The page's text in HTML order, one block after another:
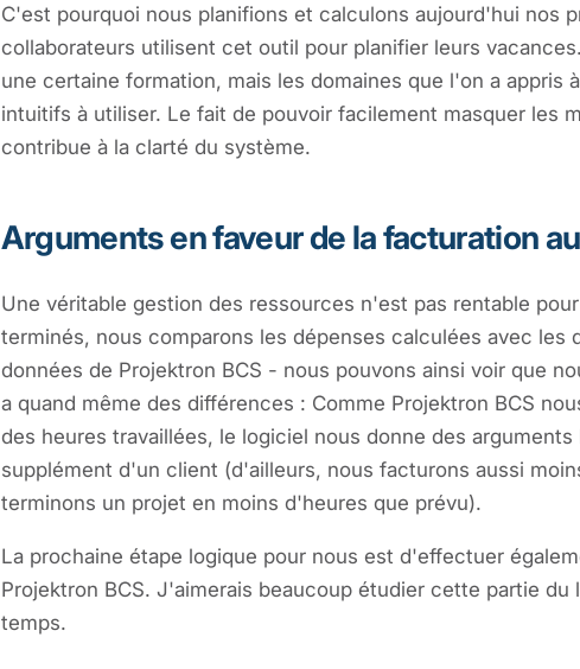
C'est pourquoi nous planifions et calculons aujourd'hui nos
collaborateurs utilisent cet outil pour planifier leurs
une certaine formation, mais les domaines que l'on a appris
intuitifs à utiliser. Le fait de pouvoir facilement masquer les
contribue à la clarté du système.
Arguments en faveur de la facturation
Une véritable gestion des ressources n'est pas rentable
terminés, nous comparons les dépenses calculées avec les
données de Projektron BCS - nous pouvons ainsi voir que
a quand même des différences : Comme Projektron BCS
des heures travaillées, le logiciel nous donne des
supplément d'un client (d'ailleurs, nous facturons aussi
terminons un projet en moins d'heures que prévu).
La prochaine étape logique pour nous est d'effectuer
Projektron BCS. J'aimerais beaucoup étudier cette partie
temps.